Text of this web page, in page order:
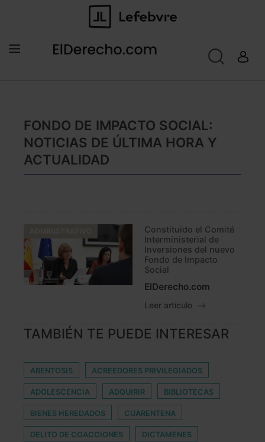
FONDO DE IMPACTO SOCIAL:
NOTICIAS DE ÚLTIMA HORA Y
ACTUALIDAD
Constituido el Comité
Interministerial de
Inversiones del nuevo
Fondo de Impacto
Social
ElDerecho.com
Leer artículo
TAMBIÉN TE PUEDE INTERESAR
ABENTOSIS ACREEDORES PRIVILEGIADOS
ADOLESCENCIA ADQUIRIR BIBLIOTECAS
BIENES HEREDADOS CUARENTENA
DELITO DE COACCIONES DICTAMENES